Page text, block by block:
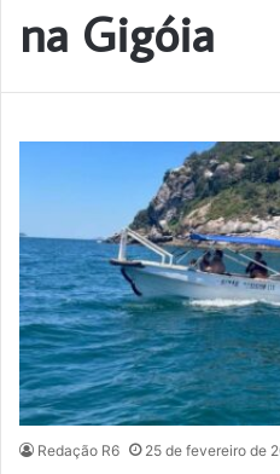
na Gigóia
Redação R6 25 de fevereiro de